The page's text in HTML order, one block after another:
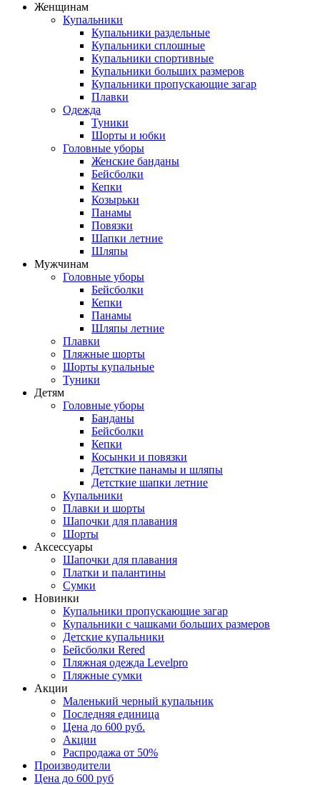
Женщинам
Купальники
Купальники раздельные
Купальники сплошные
Купальники спортивные
Купальники больших размеров
Купальники пропускающие загар
Плавки
Одежда
Туники
Шорты и юбки
Головные уборы
Женские банданы
Бейсболки
Кепки
Козырьки
Панамы
Повязки
Шапки летние
Шляпы
Мужчинам
Головные уборы
Бейсболки
Кепки
Панамы
Шляпы летние
Плавки
Пляжные шорты
Шорты купальные
Туники
Детям
Головные уборы
Банданы
Бейсболки
Кепки
Косынки и повязки
Детсткие панамы и шляпы
Детсткие шапки летние
Купальники
Плавки и шорты
Шапочки для плавания
Шорты
Аксессуары
Шапочки для плавания
Платки и палантины
Сумки
Новинки
Купальники пропускающие загар
Купальники с чашками больших размеров
Детские купальники
Бейсболки Rered
Пляжная одежда Levelpro
Пляжные сумки
Акции
Маленький черный купальник
Последняя единица
Цена до 600 руб.
Акции
Распродажа от 50%
Производители
Цена до 600 руб